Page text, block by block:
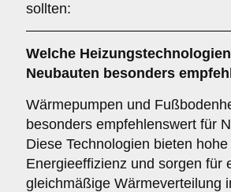
sollten:
Welche
Neubauten besonders
Wärmepumpen und
besonders empfehlenswert für
Diese Technologien bieten hohe
Energieeffizienz und sorgen für
gleichmäßige Wärmeverteilung